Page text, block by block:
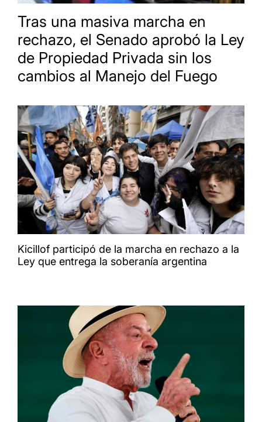
Tras una masiva marcha en
rechazo, el Senado aprobó la Ley
de Propiedad Privada sin los
cambios al Manejo del Fuego
Kicillof participó de la marcha en rechazo a la
Ley que entrega la soberanía argentina